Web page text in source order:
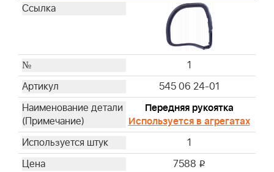
1
545 06 24-01
Передняя рукоятка
Используется в агрегатах
1
7588 i